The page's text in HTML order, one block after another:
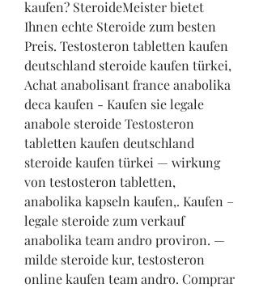
kaufen? SteroideMeister bietet
Ihnen echte Steroide zum besten
Preis. Testosteron tabletten kaufen
deutschland steroide kaufen türkei,
Achat anabolisant france anabolika
deca kaufen - Kaufen sie legale
anabole steroide Testosteron
tabletten kaufen deutschland
steroide kaufen türkei — wirkung
von testosteron tabletten,
anabolika kapseln kaufen,. Kaufen –
legale steroide zum verkauf
anabolika team andro proviron. —
milde steroide kur, testosteron
online kaufen team andro. Comprar